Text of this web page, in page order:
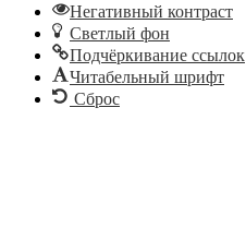
Негативный контраст
Светлый фон
Подчёркивание ссылок
Читабельный шрифт
Сброс